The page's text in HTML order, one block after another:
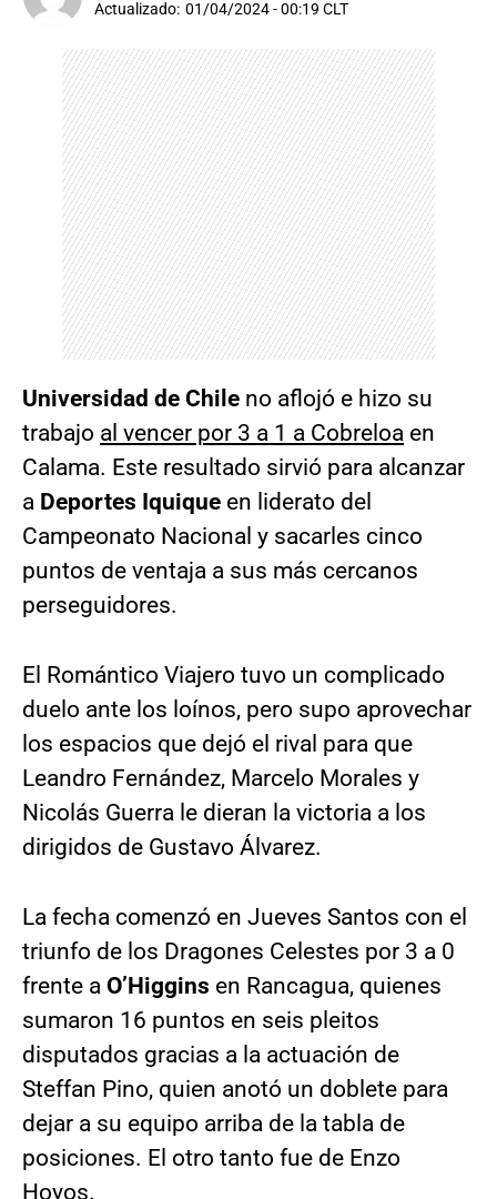
Actualizado: 01/04/2024 - 00:19 CLT
Universidad de Chile no aflojó e hizo su
trabajo al vencer por 3 a 1 a Cobreloa en
Calama. Este resultado sirvió para alcanzar
a Deportes Iquique en liderato del
Campeonato Nacional y sacarles cinco
puntos de ventaja a sus más cercanos
perseguidores.
El Romántico Viajero tuvo un complicado
duelo ante los loínos, pero supo aprovechar
los espacios que dejó el rival para que
Leandro Fernández, Marcelo Morales y
Nicolás Guerra le dieran la victoria a los
dirigidos de Gustavo Álvarez.
La fecha comenzó en Jueves Santos con el
triunfo de los Dragones Celestes por 3 a 0
frente a O’Higgins en Rancagua, quienes
sumaron 16 puntos en seis pleitos
disputados gracias a la actuación de
Steffan Pino, quien anotó un doblete para
dejar a su equipo arriba de la tabla de
posiciones. El otro tanto fue de Enzo
Hoyos.